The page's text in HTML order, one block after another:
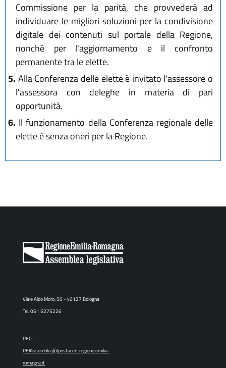
Commissione per la parità, che provvederà ad
individuare le migliori soluzioni per la condivisione
digitale dei contenuti sul portale della Regione,
nonché per l'aggiornamento e il confronto
permanente tra le elette.
5. Alla Conferenza delle elette è invitato l'assessore o
l'assessora con deleghe in materia di pari
opportunità.
6. Il funzionamento della Conferenza regionale delle
elette è senza oneri per la Regione.
Viale Aldo Moro, 50 - 40127 Bologna
Tel. 051 5275226
PEC:
PEIAssemblea@postacert.regione.emilia-
romagna.it